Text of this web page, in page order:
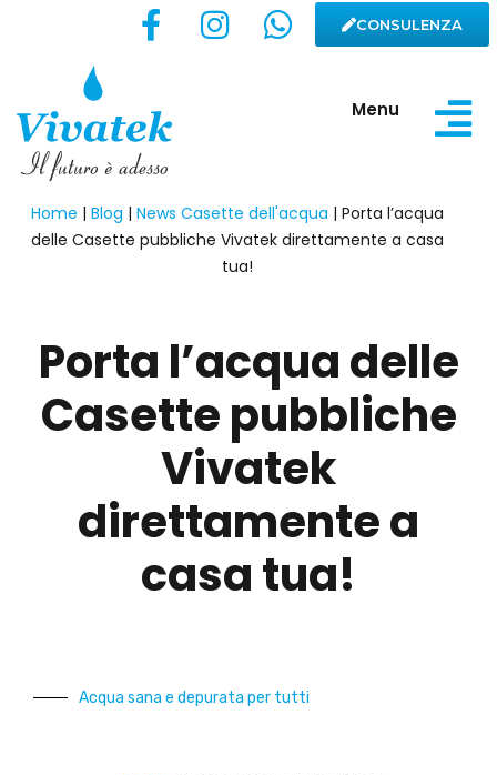
CONSULENZA
Menu
Home | Blog | News Casette dell'acqua | Porta l’acqua
delle Casette pubbliche Vivatek direttamente a casa
tua!
Porta l’acqua delle
Casette pubbliche
Vivatek
direttamente a
casa tua!
Acqua sana e depurata per tutti